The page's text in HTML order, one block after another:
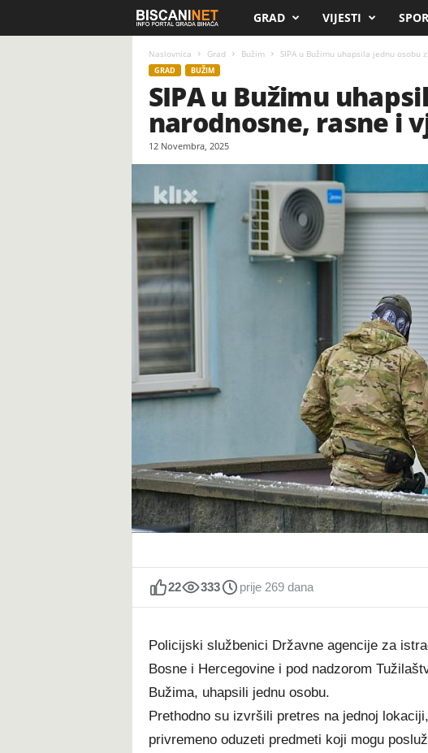
i
s
c
GRAD VIJESTI
Naslovnica Grad Bužim SIPA u Bužimu uhapsila jednu osobu
GRAD BUŽIM
SIPA u Bužimu
narodnosne, rasne i
12 Novembra, 2025
22 333 prije 269 dana
Policijski službenici Državne agencije za
Bosne i Hercegovine i pod nadzorom
Bužima, uhapsili jednu osobu.
Prethodno su izvršili pretres na jednoj
privremeno oduzeti predmeti koji mogu